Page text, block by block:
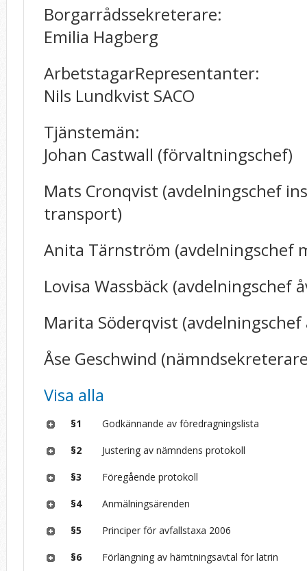
Borgarrådssekreterare:
Emilia Hagberg
ArbetstagarRepresentanter:
Nils Lundkvist SACO
Tjänstemän:
Johan Castwall (förvaltningschef)
Mats Cronqvist (avdelningschef
transport)
Anita Tärnström (avdelningschef
Lovisa Wassbäck (avdelningschef
Marita Söderqvist
Åse Geschwind
Visa alla
§1 Godkännande av föredragningslista
§2 Justering av nämndens protokoll
§3 Föregående protokoll
§4 Anmälningsärenden
§5 Principer för avfallstaxa 2006
§6 Förlängning av hämtningsavtal för latrin